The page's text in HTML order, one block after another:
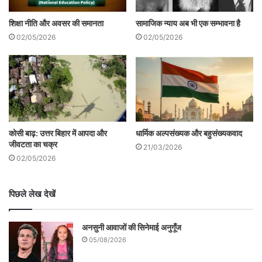
उन्होनें कहा कि 10- 10 हजार रुपये देकर ये लोग
जीते है। लालच देकर लोगों का वोट खरीदा है। ये
अन्याय है, जनसुराज हारा नहीं है, उसे कुचलने का
प्रयास हुआ है।
सरकार ने 10-10 हजार रुपए देकर वोट खरीदे हैं।
इन लोगों ने प्रशासनिक अधिकारियों के साथ मिलकर
लाख नहीं मिले तो एक-एक मंत्री और अफसर का
घेराव करूंगा।
तीन साल तक की पदयात्रा
शिक्षा नीति और अवसर की समानता
02/05/2026
सामाजिक न्याय अब भी एक सम्भावना है
02/05/2026
कोसी बाढ़: उत्तर बिहार में आपदा और
जीवटता का चक्र
02/05/2026
धार्मिक अल्पसंख्यक और बहुसंख्यकवाद
21/03/2026
पिछले लेख देखें
अनसुनी आवाजों की सिनेमाई अनुगूँज
05/08/2026